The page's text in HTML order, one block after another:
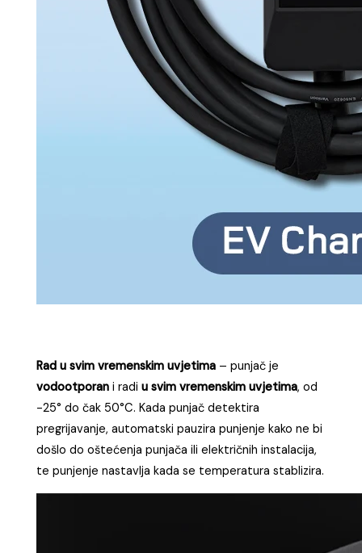
Rad u svim vremenskim uvjetima – punjač je
vodootporan i radiu svim vremenskim uvjetima, od
-25° do čak 50°C. Kada punjač detektira
pregrijavanje, automatski pauzira punjenje kako ne bi
došlo do oštećenja punjača ili električnih instalacija,
te punjenje nastavlja kada se temperatura stablizira.